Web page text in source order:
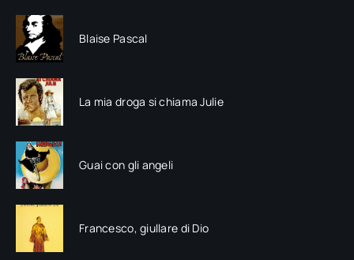
Blaise Pascal
La mia droga si chiama Julie
Guai con gli angeli
Francesco, giullare di Dio